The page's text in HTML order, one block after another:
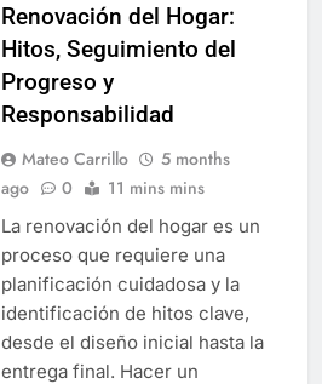
Renovación del Hogar:
Hitos, Seguimiento del
Progreso y
Responsabilidad
Mateo Carrillo
5 months
ago
0 11 mins mins
La renovación del hogar es un
proceso que requiere una
planificación cuidadosa y la
identificación de hitos clave,
desde el diseño inicial hasta la
entrega final. Hacer un